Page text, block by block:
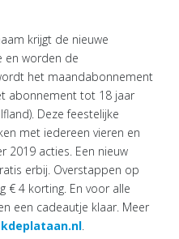
krijgt de nieuwe
en worden de
het maandabonnement
abonnement tot 18 jaar
Deze feestelijke
met iedereen vieren en
2019 acties. Een nieuw
erbij. Overstappen op
€ 4 korting. En voor alle
een cadeautje klaar. Meer
.